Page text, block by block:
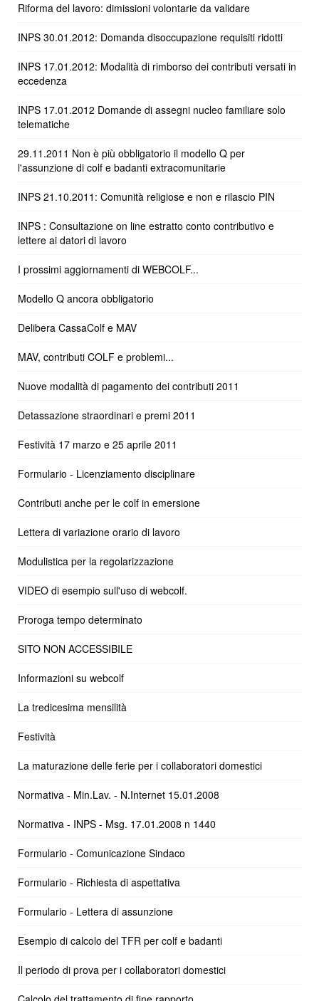
Riforma del lavoro: dimissioni volontarie da validare
INPS 30.01.2012: Domanda disoccupazione requisiti ridotti
INPS 17.01.2012: Modalità di rimborso dei contributi versati in
eccedenza
INPS 17.01.2012 Domande di assegni nucleo familiare solo
telematiche
29.11.2011 Non è più obbligatorio il modello Q per
l'assunzione di colf e badanti extracomunitarie
INPS 21.10.2011: Comunità religiose e non e rilascio PIN
INPS : Consultazione on line estratto conto contributivo e
lettere ai datori di lavoro
I prossimi aggiornamenti di WEBCOLF...
Modello Q ancora obbligatorio
Delibera CassaColf e MAV
MAV, contributi COLF e problemi...
Nuove modalità di pagamento dei contributi 2011
Detassazione straordinari e premi 2011
Festività 17 marzo e 25 aprile 2011
Formulario - Licenziamento disciplinare
Contributi anche per le colf in emersione
Lettera di variazione orario di lavoro
Modulistica per la regolarizzazione
VIDEO di esempio sull'uso di webcolf.
Proroga tempo determinato
SITO NON ACCESSIBILE
Informazioni su webcolf
La tredicesima mensilità
Festività
La maturazione delle ferie per i collaboratori domestici
Normativa - Min.Lav. - N.Internet 15.01.2008
Normativa - INPS - Msg. 17.01.2008 n 1440
Formulario - Comunicazione Sindaco
Formulario - Richiesta di aspettativa
Formulario - Lettera di assunzione
Esempio di calcolo del TFR per colf e badanti
Il periodo di prova per i collaboratori domestici